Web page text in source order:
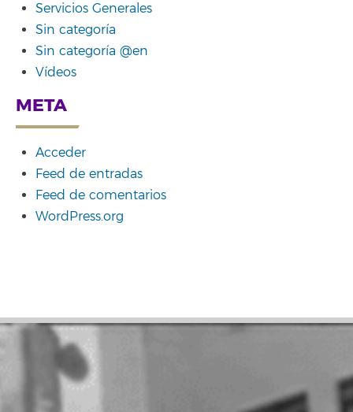
Servicios Generales
Sin categoría
Sin categoría @en
Vídeos
META
Acceder
Feed de entradas
Feed de comentarios
WordPress.org